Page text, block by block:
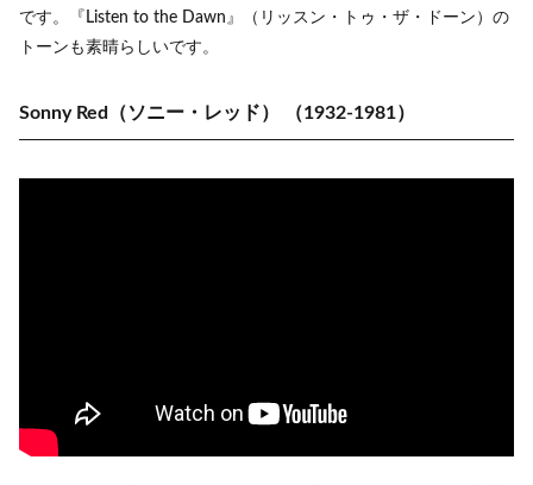
です。『Listen to the Dawn』（リッスン・トゥ・ザ・ドーン）の
トーンも素晴らしいです。
Sonny Red（ソニー・レッド） （1932-1981）